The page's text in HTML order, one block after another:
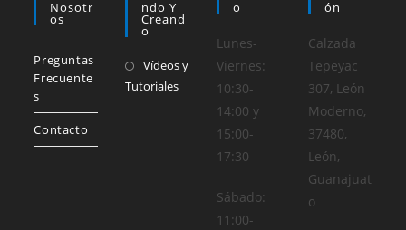
Nosotr
Os
Preguntas
Frecuente
s
Contacto
Ndo Y
Creand
O
Vídeos y
Tutoriales
O
Lunes-
Viernes:
10:30-
14:00 y
15:00-
17:30
Sábado:
11:00-
Ón
Calzada
Tepeyac
307, León
Moderno,
37480,
León,
Guanajuat
o